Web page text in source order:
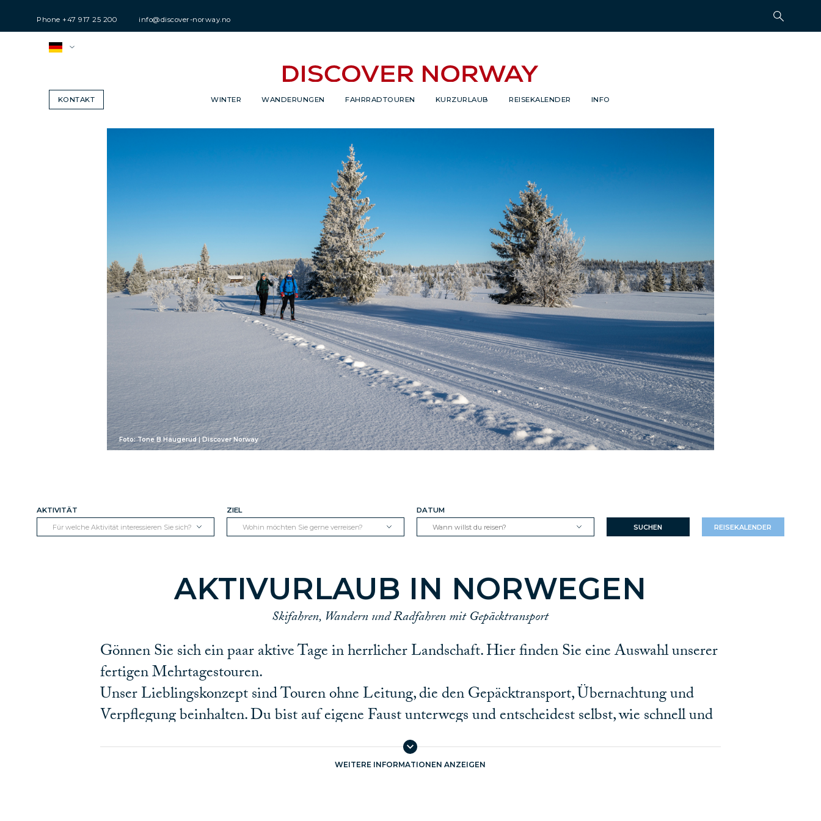
Phone +47 917 25 200 info@discover-norway.no
KONTAKT WINTER WANDERUNGEN FAHRRADTOUREN KURZURLAUB REISEKALENDER INFO
Foto: Tone B Haugerud | Discover Norway
AKTIVITÄT
Für welche Aktivität interessieren Sie sich?
ZIEL
Wohin möchten Sie gerne verreisen?
DATUM
SUCHEN
REISEKALENDER
AKTIVURLAUB IN NORWEGEN
Skifahren, Wandern und Radfahren mit Gepäcktransport
Gönnen Sie sich ein paar aktive Tage in herrlicher Landschaft. Hier finden Sie eine Auswahl unserer
fertigen Mehrtagestouren.
Unser Lieblingskonzept sind Touren ohne Leitung, die den Gepäcktransport, Übernachtung und
Verpflegung beinhalten. Du bist auf eigene Faust unterwegs und entscheidest selbst, wie schnell und
wie weit du unterwegs sein willst. Du bist frei, eine Abkürzung zu nehmen, einen Umweg zu machen
oder eine Verschnaufpause einzulegen. Karten und Tourenbeschreibungen von uns zeigen Ihnen
WEITERE INFORMATIONEN ANZEIGEN